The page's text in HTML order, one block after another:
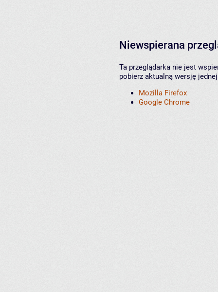
Niewspierana
Ta przeglądarka nie jest
pobierz aktualną wersję
Mozilla Firefox
Google Chrome